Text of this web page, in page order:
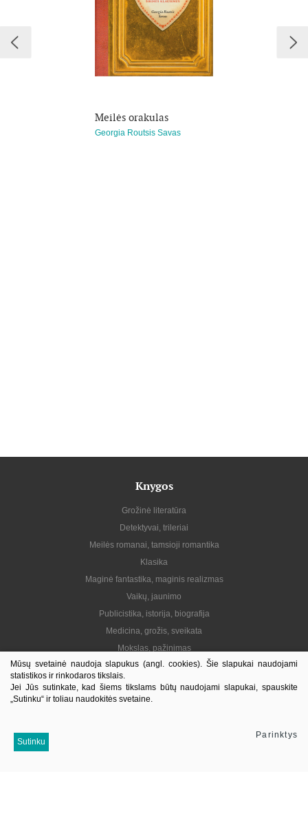
Meilės orakulas
Georgia Routsis Savas
Knygos
Grožinė literatūra
Detektyvai, trileriai
Meilės romanai, tamsioji romantika
Klasika
Maginė fantastika, maginis realizmas
Vaikų, jaunimo
Publicistika, istorija, biografija
Medicina, grožis, sveikata
Mokslas, pažinimas
Praktinė, gyvenimo būdas
Lietuvių autoriai
El. knygos
Mūsų svetainė naudoja slapukus (angl. cookies). Šie slapukai naudojami
statistikos ir rinkodaros tikslais.
Jei Jūs sutinkate, kad šiems tikslams būtų naudojami slapukai, spauskite
„Sutinku“ ir toliau naudokitės svetaine.
Sutinku
Parinktys